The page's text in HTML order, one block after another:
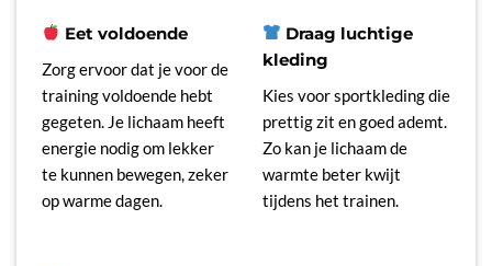
Eet voldoende
Zorg ervoor dat je voor de
training voldoende hebt
gegeten. Je lichaam heeft
energie nodig om lekker
te kunnen bewegen, zeker
op warme dagen.
Draag luchtige
kleding
Kies voor sportkleding die
prettig zit en goed ademt.
Zo kan je lichaam de
warmte beter kwijt
tijdens het trainen.